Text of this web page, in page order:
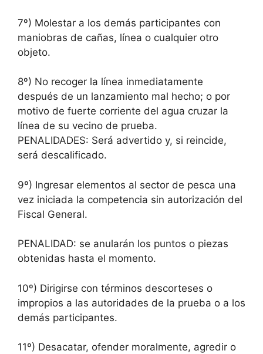
7º) Molestar a los demás participantes con
maniobras de cañas, línea o cualquier otro
objeto.
8º) No recoger la línea inmediatamente
después de un lanzamiento mal hecho; o por
motivo de fuerte corriente del agua cruzar la
línea de su vecino de prueba.
PENALIDADES: Será advertido y, si reincide,
será descalificado.
9º) Ingresar elementos al sector de pesca una
vez iniciada la competencia sin autorización del
Fiscal General.
PENALIDAD: se anularán los puntos o piezas
obtenidas hasta el momento.
10º) Dirigirse con términos descorteses o
impropios a las autoridades de la prueba o a los
demás participantes.
11º) Desacatar, ofender moralmente, agredir o